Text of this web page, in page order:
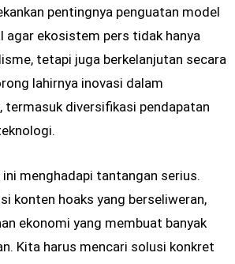
pentingnya penguatan model
agar ekosistem pers tidak hanya
tetapi juga berkelanjutan secara
lahirnya inovasi dalam
termasuk diversifikasi pendapatan
ini menghadapi tantangan serius.
konten hoaks yang berseliweran,
ekonomi yang membuat banyak
Kita harus mencari solusi konkret